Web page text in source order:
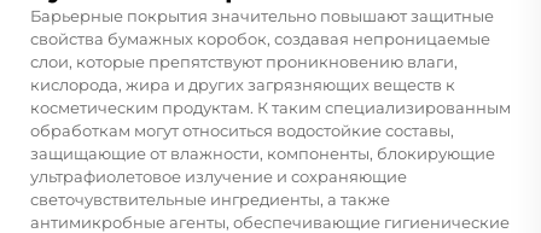
Барьерные покрытия значительно повышают защитные
свойства бумажных коробок, создавая непроницаемые
слои, которые препятствуют проникновению влаги,
кислорода, жира и других загрязняющих веществ к
косметическим продуктам. К таким специализированным
обработкам могут относиться водостойкие составы,
защищающие от влажности, компоненты, блокирующие
ультрафиолетовое излучение и сохраняющие
светочувствительные ингредиенты, а также
антимикробные агенты, обеспечивающие гигиенические